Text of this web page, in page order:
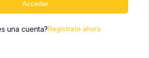
Acceder
una cuenta?Regístrate ahora